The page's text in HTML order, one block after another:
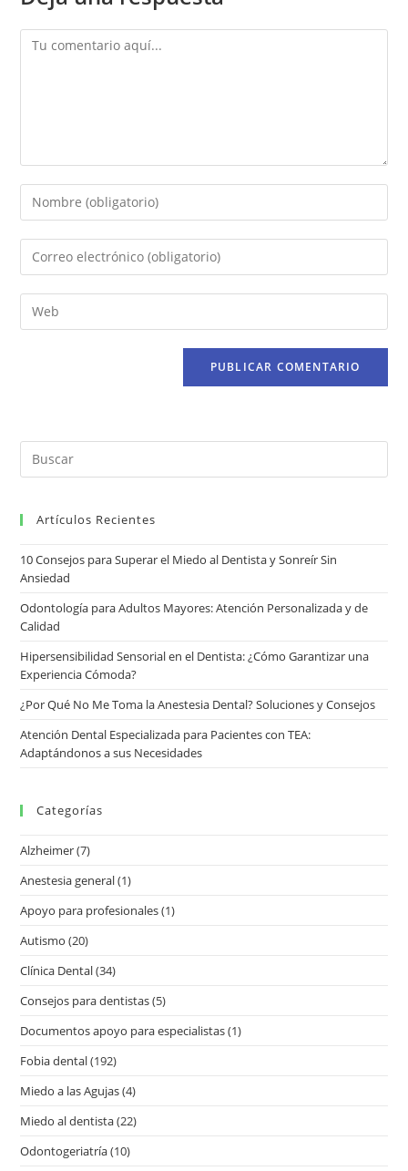
Artículos Recientes
10 Consejos para Superar el Miedo al Dentista y Sonreír Sin
Ansiedad
Odontología para Adultos Mayores: Atención Personalizada y de
Calidad
Hipersensibilidad Sensorial en el Dentista: ¿Cómo Garantizar una
Experiencia Cómoda?
¿Por Qué No Me Toma la Anestesia Dental? Soluciones y Consejos
Atención Dental Especializada para Pacientes con TEA:
Adaptándonos a sus Necesidades
Categorías
Alzheimer(7)
Anestesia general(1)
Apoyo para profesionales(1)
Autismo (20)
Clínica Dental(34)
Consejos para dentistas(5)
Documentos apoyo para especialistas(1)
Fobia dental(192)
Miedo a las Agujas(4)
Miedo al dentista(22)
Odontogeriatría(10)